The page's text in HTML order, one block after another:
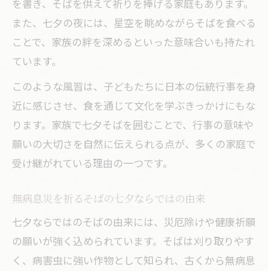
を書き、そばを供えて祈りを捧げる家庭もあります。
また、七夕の夜には、星空を眺めながらそばを食べる
ことで、家族の絆を深めるといった意味合いも持たれ
ています。
このような風習は、子どもたちに日本の伝統行事を身
近に感じさせ、食を通じて文化を学ぶきっかけにもな
ります。家族で七夕そばを囲むことで、行事の意味や
願いの大切さを自然に伝えられる点が、多くの家庭で
受け継がれている理由の一つです。
無病息災を祈るそばの七夕ならではの由来
七夕ならではのそばの由来には、災厄除けや健康祈願
の願いが強く込められています。そばは刈り取りやす
く、病害虫に強い作物として知られ、古くから無病息